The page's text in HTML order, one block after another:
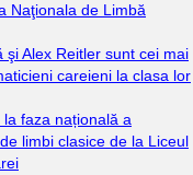
Naţionala de Limbă
şi Alex Reitler sunt cei mai
careieni la clasa lor
faza națională a
limbi clasice de la Liceul